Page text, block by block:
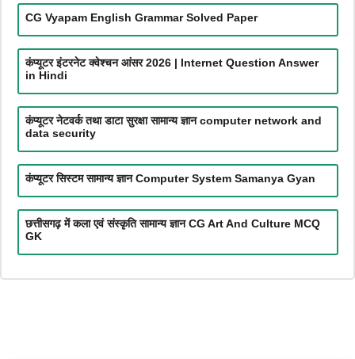
CG Vyapam English Grammar Solved Paper
कंप्यूटर इंटरनेट क्वेश्चन आंसर 2026 | Internet Question Answer
in Hindi
कंप्यूटर नेटवर्क तथा डाटा सुरक्षा सामान्य ज्ञान computer network and
data security
कंप्यूटर सिस्टम सामान्य ज्ञान Computer System Samanya Gyan
छत्तीसगढ़ में कला एवं संस्कृति सामान्य ज्ञान CG Art And Culture MCQ
GK